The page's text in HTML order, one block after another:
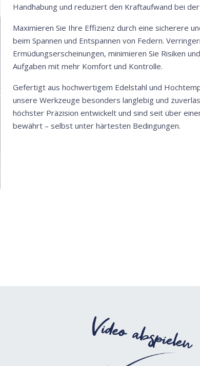
Handhabung und reduziert den Kraftaufwand bei
Maximieren Sie Ihre Effizienz durch eine sicherere
beim Spannen und Entspannen von Federn.
Ermüdungserscheinungen, minimieren Sie Risiken
Aufgaben mit mehr Komfort und Kontrolle.
Gefertigt aus hochwertigem Edelstahl und
unsere Werkzeuge besonders langlebig und
höchster Präzision entwickelt und sind seit über
bewährt – selbst unter härtesten Bedingungen.